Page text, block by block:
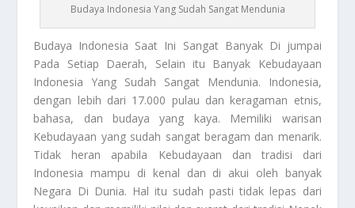
Budaya Indonesia Yang Sudah Sangat Mendunia
Budaya Indonesia Saat Ini Sangat Banyak Di jumpai
Pada Setiap Daerah, Selain itu Banyak Kebudayaan
Indonesia Yang Sudah Sangat Mendunia. Indonesia,
dengan lebih dari 17.000 pulau dan keragaman etnis,
bahasa, dan budaya yang kaya. Memiliki warisan
Kebudayaan yang sudah sangat beragam dan menarik.
Tidak heran apabila Kebudayaan dan tradisi dari
Indonesia mampu di kenal dan di akui oleh banyak
Negara Di Dunia. Hal itu sudah pasti tidak lepas dari